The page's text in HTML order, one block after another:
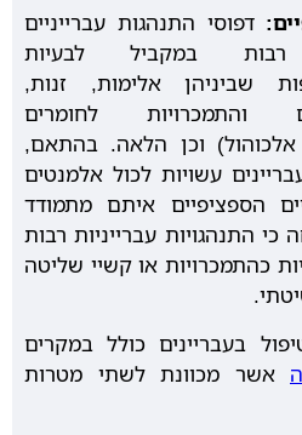
דפוסי התנהגות עברייניים
במקביל לבעיות
שביניהן אלימות, זנות,
והתמכרויות לחומרים
אלכוהול) וכן הלאה. בהתאם,
עשויות לכול אלמנטים
הספציפיים איתם מתמודד
התנהגויות עברייניות רבות
כהתמכרויות או קשיי שליטה
בעבריינים כולל במקרים
אשר מכוונת לשתי מטרות